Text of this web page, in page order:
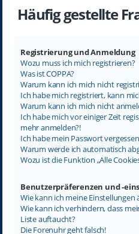
Häufig gestellte
Registrierung und Anmeldung
Wozu muss ich mich registrieren?
Was ist COPPA?
Warum kann ich mich nicht
Ich habe mich registriert, kann
Warum kann ich mich nicht
Ich habe mich vor einiger Zeit
mehr anmelden?!
Ich habe mein Passwort
Warum werde ich automatisch
Wozu ist die Funktion „Alle
Benutzerpräferenzen und -
Wie kann ich meine Einstellungen
Wie kann ich verhindern, dass
Liste auftaucht?
Die Forenuhr geht falsch!